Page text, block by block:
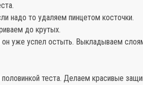
надо то удаляем пинцетом косточки.
до крутых.
уже успел остыть. Выкладываем
теста. Делаем красивые